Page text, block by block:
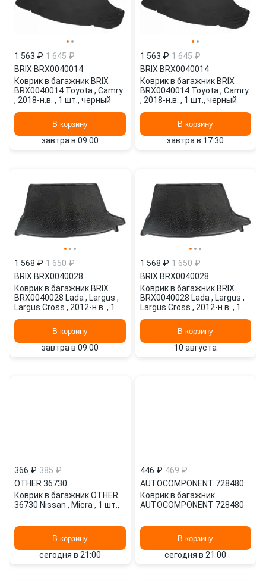
1 563 ₽ 1 645 ₽
BRIX·BRX0040014
Коврик в багажник BRIX
BRX0040014 Toyota , Camry
, 2018-н.в. , 1 шт., черный
В корзину
завтра в 09:00
1 563 ₽ 1 645 ₽
BRIX·BRX0040014
Коврик в багажник BRIX
BRX0040014 Toyota , Camry
, 2018-н.в. , 1 шт., черный
В корзину
завтра в 17:30
1 568 ₽ 1 650 ₽
BRIX·BRX0040028
Коврик в багажник BRIX
BRX0040028 Lada , Largus ,
Largus Cross , 2012-н.в. , 1
В корзину
завтра в 09:00
1 568 ₽ 1 650 ₽
BRIX·BRX0040028
Коврик в багажник BRIX
BRX0040028 Lada , Largus ,
Largus Cross , 2012-н.в. , 1
В корзину
10 августа
366 ₽ 385 ₽
OTHER·36730
Коврик в багажник OTHER
36730 Nissan , Micra , 1 шт.,
В корзину
сегодня в 21:00
446 ₽ 469 ₽
AUTOCOMPONENT·728480
Коврик в багажник
AUTOCOMPONENT 728480
В корзину
сегодня в 21:00